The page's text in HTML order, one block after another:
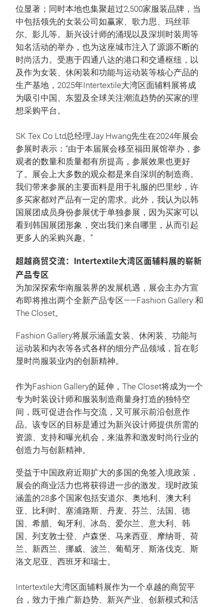
位显著；同时本地也集聚超过2,500家服装品牌，当
中包括领先的女装公司如赢家、歌力思、玛丝菲
尔、影儿等。新兴设计师的涌现以及深圳时装周等
知名活动的举办，也为这座城市注入了源源不断的
时尚活力。受惠于四通八达的港口和交通枢纽，以
及作为女装、休闲装和功能与运动装等核心产品的
生产基地，2025年Intertextile大湾区面辅料展将成
为吸引中国、东盟及全球关注潮流趋势的买家的理
想采购平台。
SK Tex Co Ltd总经理Jay Hwang先生在2024年展会
参展时表示：“由于本届展会移至福田展馆举办，参
观者的数量和质量都有所提高，参展效果也更好
了。展会上大多数的观众都是来自深圳的制造商。
我们带来参展的主要面料是用于礼服的巴里纱，许
多买家都对产品有一定的需求。此外，我认为以韩
国展团成员身份参展优于单独参展，因为买家可以
看到韩国展团形象，突出我们来自哪里，从而引起
更多人的采购兴趣。”
超越商贸交流：Intertextile大湾区面辅料展的崭新
产品专区
为加深探索华南服装界的发展机遇，展会主办方宣
布即将推出两个全新产品专区——Fashion Gallery 和
The Closet。
Fashion Gallery将展示涵盖女装、休闲装、功能与
运动装和内衣等各式各样的细分产品领域，旨在彰
显时尚服装业内的创新精神。
作为Fashion Gallery的延伸，The Closet将成为一个
专为时装设计师和服装制造商量身打造的独特空
间，既可促进合作与交流，又可展示前沿创意作
品。该专区的目标是通过为新兴设计师提供所需的
资源、支持和曝光机会，来滋养和激发时尚行业的
创造力与创新精神。
受益于中国政府近期扩大的多国的免签入境政策，
展会的商业活力也将获得进一步的激发。现时政策
涵盖的28多个国家包括安道尔、奥地利、澳大利
亚、比利时、塞浦路斯、丹麦、芬兰、法国、德
国、希腊、匈牙利、冰岛、爱尔兰、意大利、韩
国、列支敦士登、卢森堡、马来西亚、摩纳哥、荷
兰、新西兰、挪威、波兰、葡萄牙、斯洛伐克、斯
洛文尼亚、西班牙和瑞士。
Intertextile大湾区面辅料展作为一个卓越的商贸平
台，致力于推广新趋势、新兴产业、创新模式和活